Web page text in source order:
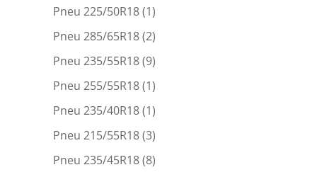
Pneu 225/50R18(1)
Pneu 285/65R18(2)
Pneu 235/55R18(9)
Pneu 255/55R18(1)
Pneu 235/40R18(1)
Pneu 215/55R18(3)
Pneu 235/45R18(8)